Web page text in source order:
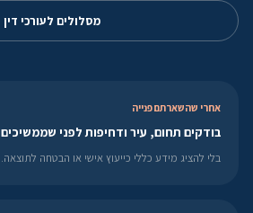
מסלולים לעורכי דין
אחרי שהשארתם פנייה
בודקים תחום, עיר ודחיפות לפני שממשיכים
בלי להציג מידע כללי כייעוץ אישי או הבטחה לתוצאה.